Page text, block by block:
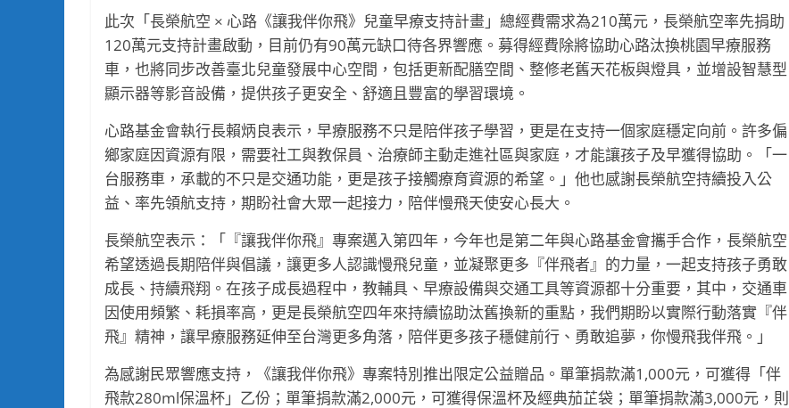
此次「長榮航空 × 心路《讓我伴你飛》兒童早療支持計畫」總經費需求為210萬元，長榮航空率先捐助
120萬元支持計畫啟動，目前仍有90萬元缺口待各界響應。募得經費除將協助心路汰換桃園早療服務
車，也將同步改善臺北兒童發展中心空間，包括更新配膳空間、整修老舊天花板與燈具，並增設智慧型
顯示器等影音設備，提供孩子更安全、舒適且豐富的學習環境。
心路基金會執行長賴炳良表示，早療服務不只是陪伴孩子學習，更是在支持一個家庭穩定向前。許多偏
鄉家庭因資源有限，需要社工與教保員、治療師主動走進社區與家庭，才能讓孩子及早獲得協助。「一
台服務車，承載的不只是交通功能，更是孩子接觸療育資源的希望。」他也感謝長榮航空持續投入公
益、率先領航支持，期盼社會大眾一起接力，陪伴慢飛天使安心長大。
長榮航空表示：「『讓我伴你飛』專案邁入第四年，今年也是第二年與心路基金會攜手合作，長榮航空
希望透過長期陪伴與倡議，讓更多人認識慢飛兒童，並凝聚更多『伴飛者』的力量，一起支持孩子勇敢
成長、持續飛翔。在孩子成長過程中，教輔具、早療設備與交通工具等資源都十分重要，其中，交通車
因使用頻繁、耗損率高，更是長榮航空四年來持續協助汰舊換新的重點，我們期盼以實際行動落實『伴
飛』精神，讓早療服務延伸至台灣更多角落，陪伴更多孩子穩健前行、勇敢追夢，你慢飛我伴飛。」
為感謝民眾響應支持，《讓我伴你飛》專案特別推出限定公益贈品。單筆捐款滿1,000元，可獲得「伴
飛款280ml保溫杯」乙份；單筆捐款滿2,000元，可獲得保溫杯及經典茄芷袋；單筆捐款滿3,000元，則